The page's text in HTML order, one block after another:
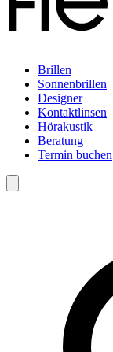
Brillen
Sonnenbrillen
Designer
Kontaktlinsen
Hörakustik
Beratung
Termin buchen